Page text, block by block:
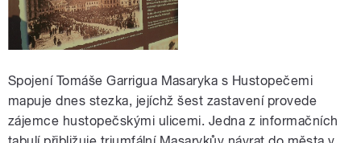
Spojení Tomáše Garrigua Masaryka s Hustopečemi
mapuje dnes stezka, jejíchž šest zastavení provede
zájemce hustopečskými ulicemi. Jedna z informačních